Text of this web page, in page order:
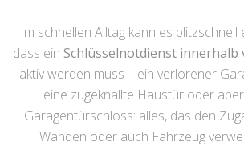
Im schnellen Alltag kann es blitzschnell
dass ein Schlüsselnotdienst innerhalb
aktiv werden muss – ein verlorener
eine zugeknallte Haustür oder
Garagentürschloss: alles, das den
Wänden oder auch Fahrzeug